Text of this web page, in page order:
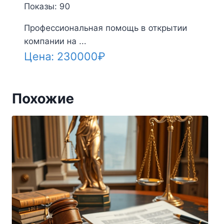
Показы: 90
Профессиональная помощь в открытии
компании на ...
Цена: 230000₽
Похожие